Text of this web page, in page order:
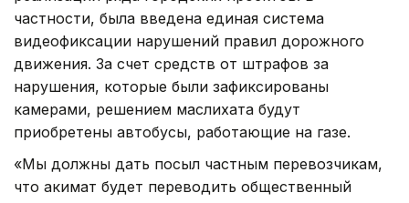
частности, была введена единая система
видеофиксации нарушений правил дорожного
движения. За счет средств от штрафов за
нарушения, которые были зафиксированы
камерами, решением маслихата будут
приобретены автобусы, работающие на газе.
«Мы должны дать посыл частным перевозчикам,
что акимат будет переводить общественный